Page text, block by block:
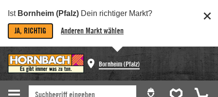
Ist Bornheim (Pfalz) Dein richtiger Markt?
JA, RICHTIG Anderen Markt wählen
Bornheim (Pfalz)